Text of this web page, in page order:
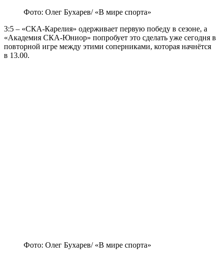
Фото: Олег Бухарев/ «В мире спорта»
3:5 – «СКА-Карелия» одерживает первую победу в сезоне, а
«Академия СКА-Юниор» попробует это сделать уже сегодня в
повторной игре между этими соперниками, которая начнётся
в 13.00.
Фото: Олег Бухарев/ «В мире спорта»